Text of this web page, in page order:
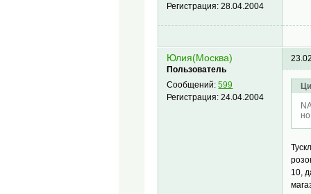
Регистрация:28.04.2004
Юлия(Москва)
Пользователь
Сообщений:599
Регистрация:24.04.2004
10,